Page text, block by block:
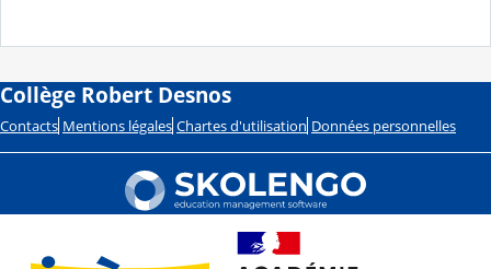
Collège Robert Desnos
Contacts Mentions légales Chartes d'utilisation Données personnelles